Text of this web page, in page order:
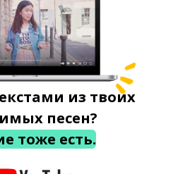
из твоих
песен?
тоже есть.